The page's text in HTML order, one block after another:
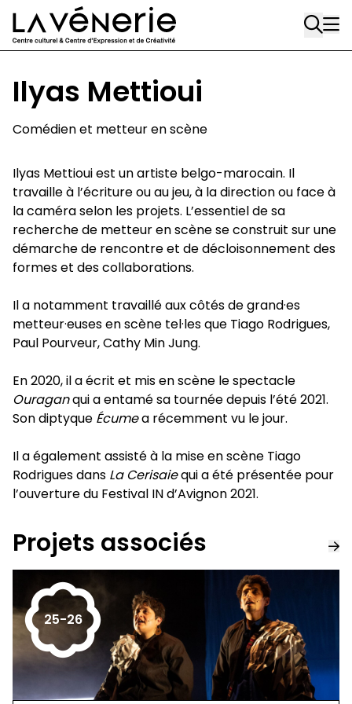
Aller au contenu principal
Ilyas Mettioui
Comédien et metteur en scène
Ilyas Mettioui est un artiste belgo-marocain. Il
travaille à l’écriture ou au jeu, à la direction ou face à
la caméra selon les projets. L’essentiel de sa
recherche de metteur en scène se construit sur une
démarche de rencontre et de décloisonnement des
formes et des collaborations.
Il a notamment travaillé aux côtés de grand·es
metteur·euses en scène tel·les que Tiago Rodrigues,
Paul Pourveur, Cathy Min Jung.
En 2020, il a écrit et mis en scène le spectacle
Ouraganqui a entamé sa tournée depuis l’été 2021.
Son diptyque Écumea récemment vu le jour.
Il a également assisté à la mise en scène Tiago
Rodrigues dans La Cerisaiequi a été présentée pour
l’ouverture du Festival IN d’Avignon 2021.
Projets associés
25-26